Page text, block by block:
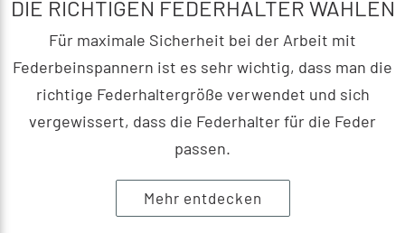
DIE RICHTIGEN FEDERHALTER WÄHLEN
Für maximale Sicherheit bei der Arbeit mit
Federbeinspannern ist es sehr wichtig, dass man die
richtige Federhaltergröße verwendet und sich
vergewissert, dass die Federhalter für die Feder
passen.
Mehr entdecken